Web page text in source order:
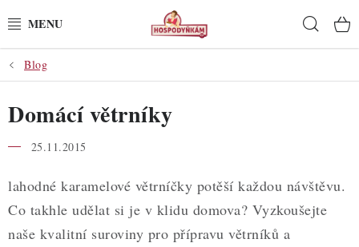
na
POTŘEBY
POMŮCKY
SUROVINY
DEKORACE
PRO OSLAVY
Blog
Domácí větrníky
25.11.2015
lahodné karamelové větrníčky potěší každou návštěvu.
Co takhle udělat si je v klidu domova? Vyzkoušejte
naše kvalitní suroviny pro přípravu větrníků a